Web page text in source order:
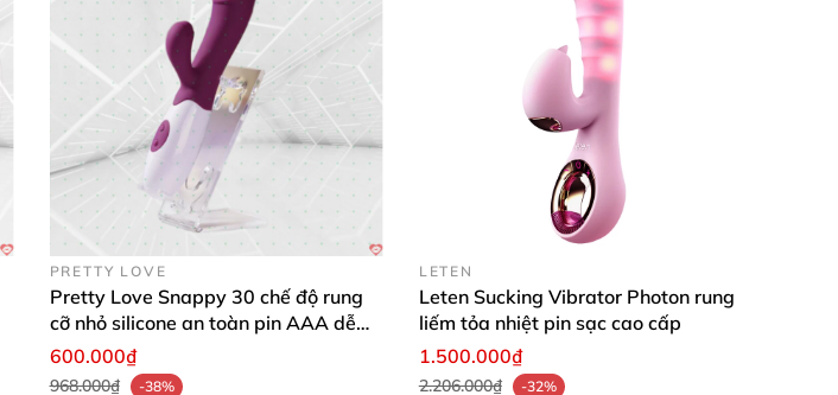
PRETTY LOVE
Pretty Love Snappy 30 chế độ rung
cỡ nhỏ silicone an toàn pin AAA dễ
dùng
600.000₫
968.000₫
-38%
LETEN
Leten Sucking Vibrator Photon rung
liếm tỏa nhiệt pin sạc cao cấp
1.500.000₫
2.206.000₫
-32%